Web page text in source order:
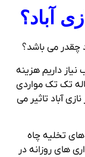
آباد؟
چقدر می باشد؟
داریم هزینه
تک تک مواردی
آباد تاثیر می
تخلیه چاه
های روزانه در